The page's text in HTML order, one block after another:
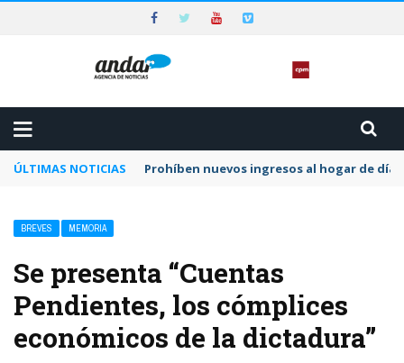
ÚLTIMAS NOTICIAS Prohíben nuevos ingresos al hogar de día
BREVES MEMORIA
Se presenta “Cuentas
Pendientes, los cómplices
económicos de la dictadura”